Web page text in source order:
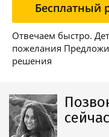
Бесплатный
Отвечаем быстро.
пожелания
решения